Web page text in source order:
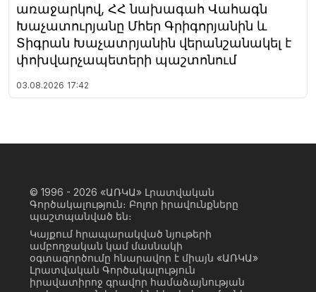
առաջարկով, ՀՀ նախագահ Վահագն
Խաչատուրյանը Մհեր Գրիգորյանին և
Տիգրան Խաչատրյանին վերանշանակել է
փոխվարչապետերի պաշտոնում
03.08.2026 17:42
© 1996 - 2026 «ԱՌԿԱ» Լրատվական
Գործակալություն։ Բոլոր իրավունքները
պաշտպանված են։
Կայքում հրապարակված նյութերի
ամբողջական կամ մասնակի
օգտագործումը հնարավոր է միայն «ԱՌԿԱ»
Լրատվական Գործակալություն
իրավատիրոջ գրավոր համաձայնության